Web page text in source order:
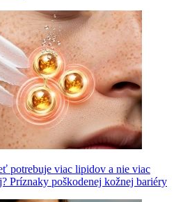
potrebuje viac lipidov a nie viac
Príznaky poškodenej kožnej bariéry